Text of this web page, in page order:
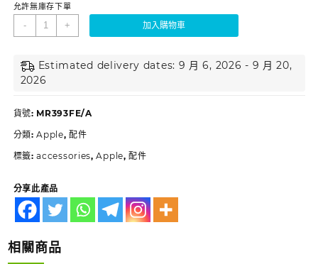
允許無庫存下單
- + 加入購物車
Estimated delivery dates: 9 月 6, 2026 - 9 月 20,
2026
貨號: MR393FE/A
分類:Apple,配件
標籤:accessories,Apple,配件
分享此產品
相關商品